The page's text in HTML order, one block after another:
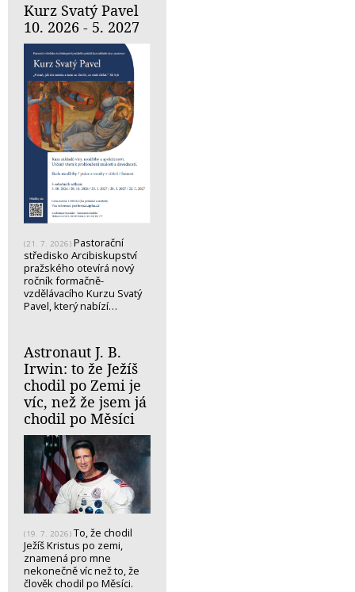
Kurz Svatý Pavel
10. 2026 - 5. 2027
(21. 7. 2026) Pastorační
středisko Arcibiskupství
pražského otevírá nový
ročník formačně-
vzdělávacího Kurzu Svatý
Pavel, který nabízí…
Astronaut J. B.
Irwin: to že Ježíš
chodil po Zemi je
víc, než že jsem já
chodil po Měsíci
(19. 7. 2026) To, že chodil
Ježíš Kristus po zemi,
znamená pro mne
nekonečně víc než to, že
člověk chodil po Měsíci.